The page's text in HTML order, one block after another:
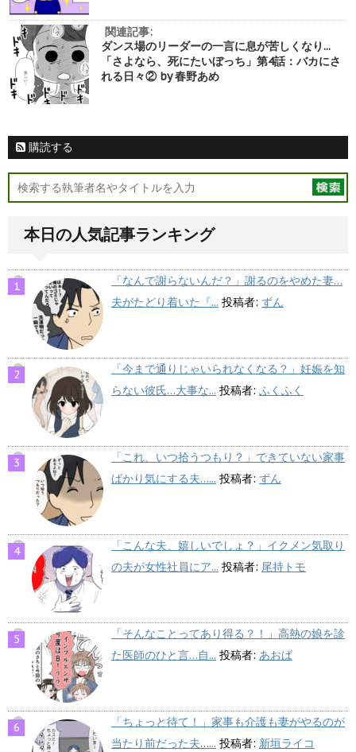
関連記事:
ダンス場のリーダーの一言に息が苦しくなり...
「さよなら、死にたいぼっち」第4話：バカにさ
れる日々② by 春野あめ
購読する
本日の人気記事ランキング
「なんで謝らないんだ？」謝るのをやめた妻…
夫がたどり着いた『... 投稿者: ずん
「今まで通りじゃいられなくなる？」妊娠を知
らない彼氏…大事な... 投稿者: ふくふく
「これ、いつ拾うつもり？」できていない家事
ばかり気にする夫…... 投稿者: ずん
「こんな夫、嬉しいでしょ？」イクメン気取り
の夫が女性社員にア... 投稿者: 尾持トモ
「そんなことってあり得る？！」高熱の娘を診
た医師のひと言…自... 投稿者: あおば
「ちょっと待て！」家事も介護も妻がやるのが
当たり前だった夫…... 投稿者: 新垣ライコ